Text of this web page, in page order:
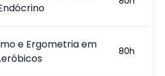
e Ergometria em
80h